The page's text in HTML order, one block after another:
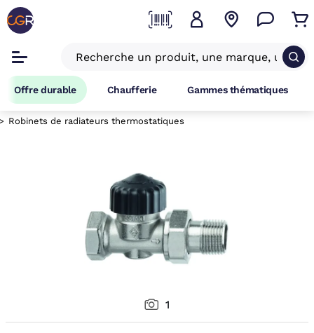
Offre durable Chaufferie Gammes thématiques
Robinets de radiateurs thermostatiques
1